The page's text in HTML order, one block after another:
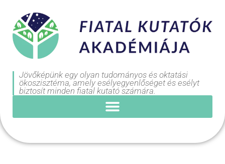
Jövőképünk egy olyan tudományos és oktatási
ökoszisztéma, amely esélyegyenlőséget és esélyt
biztosít minden fiatal kutató számára.